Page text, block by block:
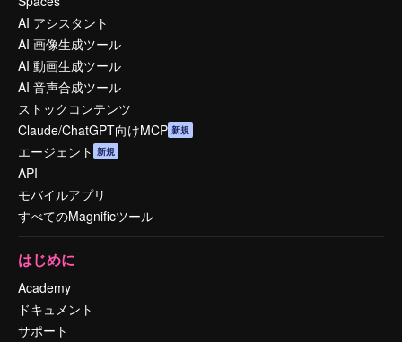
AI アシスタント
AI 画像生成ツール
AI 動画生成ツール
AI 音声合成ツール
ストックコンテンツ
Claude/ChatGPT向けMCP 新規
エージェント 新規
API
モバイルアプリ
すべてのMagnificツール
はじめに
Academy
ドキュメント
サポート